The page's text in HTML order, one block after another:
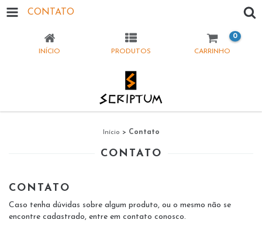
CONTATO
INÍCIO PRODUTOS CARRINHO
0
Início > Contato
CONTATO
CONTATO
Caso tenha dúvidas sobre algum produto, ou o mesmo não se
encontre cadastrado, entre em contato conosco.